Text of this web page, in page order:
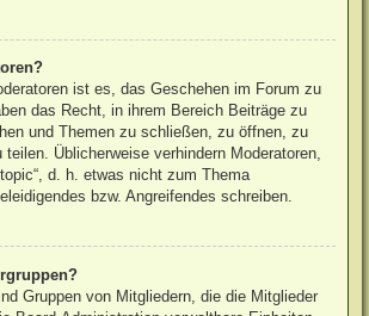
ist es, das Geschehen im Forum zu
das Recht, in ihrem Bereich Beiträge zu
und Themen zu schließen, zu öffnen, zu
Üblicherweise verhindern Moderatoren,
d. h. etwas nicht zum Thema
bzw. Angreifendes schreiben.
Gruppen von Mitgliedern, die die Mitglieder